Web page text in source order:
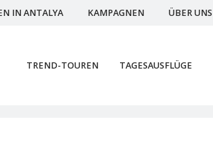
IN ANTALYA KAMPAGNEN ÜBER UNS
TREND-TOUREN TAGESAUSFLÜGE